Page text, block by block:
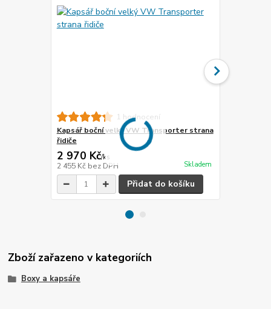
1 hodnocení
Kapsář boční velký VW Transporter strana
řidiče
2 970 Kč/ks
2 455 Kč bez DPH Skladem
Přidat do košíku
Zboží zařazeno v kategoriích
Boxy a kapsáře